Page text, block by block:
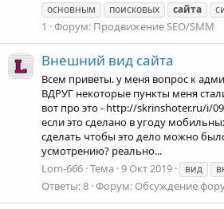
основным
поисковых сайта
1
Форум: Продвижение SEO/SMM
Внешний вид сайта
Всем приветы. у меня вопрос к
ВДРУГ некоторые пункты меня
вот про это - http://skrinshoter.ru/i/
если это сделано в угоду
сделать чтобы это дело можно
усмотрению? реально...
Lom-666 Тема 9 Окт 2019 вид
Ответы: 8 Форум: Обсуждение